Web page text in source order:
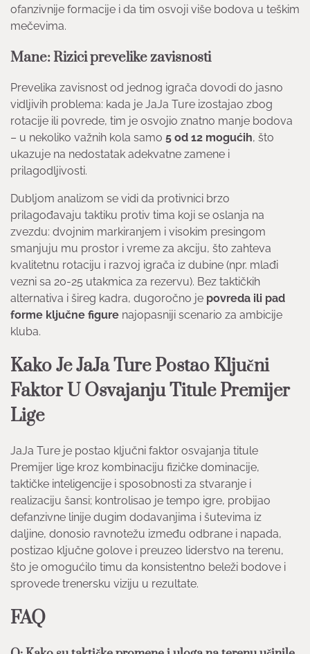
ofanzivnije formacije i da tim osvoji više bodova u teškim
mečevima.
Mane: Rizici prevelike zavisnosti
Prevelika zavisnost od jednog igrača dovodi do jasno
vidljivih problema: kada je JaJa Ture izostajao zbog
rotacije ili povrede, tim je osvojio znatno manje bodova
– u nekoliko važnih kola samo 5 od 12 mogućih, što
ukazuje na nedostatak adekvatne zamene i
prilagodljivosti.
Dubljom analizom se vidi da protivnici brzo
prilagođavaju taktiku protiv tima koji se oslanja na
zvezdu: dvojnim markiranjem i visokim presingom
smanjuju mu prostor i vreme za akciju, što zahteva
kvalitetnu rotaciju i razvoj igrača iz dubine (npr. mlađi
vezni sa 20-25 utakmica za rezervu). Bez taktičkih
alternativa i šireg kadra, dugoročno je povreda ili pad
forme ključne figure najopasniji scenario za ambicije
kluba.
Kako Je JaJa Ture Postao Ključni
Faktor U Osvajanju Titule Premijer
Lige
JaJa Ture je postao ključni faktor osvajanja titule
Premijer lige kroz kombinaciju fizičke dominacije,
taktičke inteligencije i sposobnosti za stvaranje i
realizaciju šansi; kontrolisao je tempo igre, probijao
defanzivne linije dugim dodavanjima i šutevima iz
daljine, donosio ravnotežu između odbrane i napada,
postizao ključne golove i preuzeo liderstvo na terenu,
što je omogućilo timu da konsistentno beleži bodove i
sprovede trenersku viziju u rezultate.
FAQ